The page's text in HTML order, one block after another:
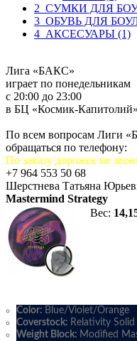
2_СУМКИ ДЛЯ
3_ОБУВЬ ДЛЯ
4_АКСЕСУАРЫ (1)
Лига «БАКС»
играет по понедельникам
с 20:00 до 23:00
в БЦ «Космик-Капитолий»
По всем вопросам Лиги
обращаться по телефону:
По заказу дорожек не
+7 964 553 50 68
Шерстнева Татьяна
Mastermind Strategy
Вес:
Color: Blue/Violet/Orange
Coverstock: Relativity Solid
Weight Block: Modified